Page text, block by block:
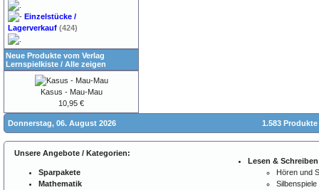
Einzelstücke /
Lagerverkauf (424)
Neue Produkte vom Verlag
Lernspielkiste / Alle zeigen
Kasus - Mau-Mau
10,95 €
Donnerstag, 06. August 2026 1.583
Unsere Angebote / Kategorien:
Sparpakete
Mathematik
Lesen & Schreiben
Hören und
Silbenspiele